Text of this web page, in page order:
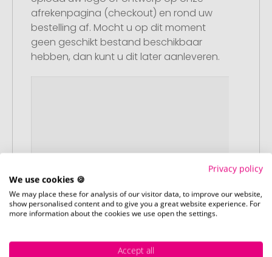
afrekenpagina (checkout) en rond uw
bestelling af. Mocht u op dit moment
geen geschikt bestand beschikbaar
hebben, dan kunt u dit later aanleveren.
Privacy policy
We use cookies 🍪
We may place these for analysis of our visitor data, to improve our website,
show personalised content and to give you a great website experience. For
more information about the cookies we use open the settings.
Accept all